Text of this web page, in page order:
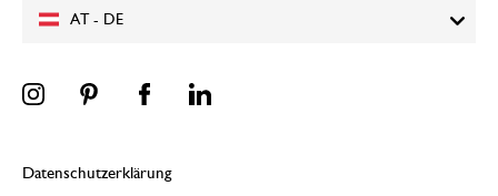
AT - DE
Datenschutzerklärung